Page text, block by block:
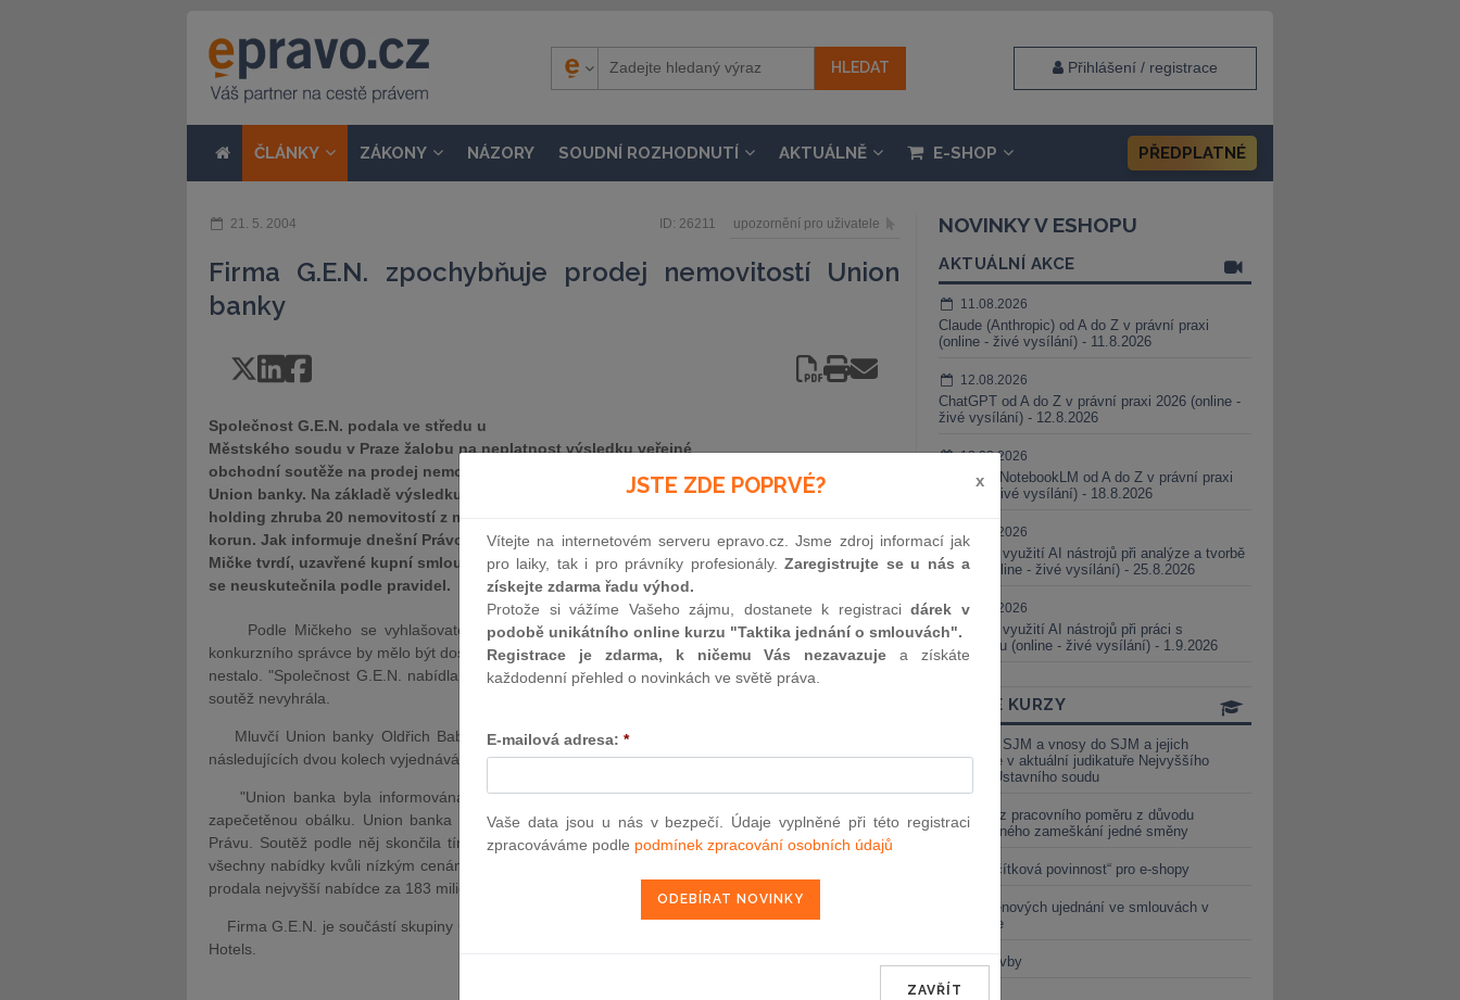
Přihlášení / registrace
ČLÁNKY ZÁKONY NÁZORY SOUDNÍ ROZHODNUTÍ AKTUÁLNĚ E-SHOP PŘEDPLATNÉ
21. 5. 2004 ID: 26211 upozornění pro uživatele
Firma G.E.N. zpochybňuje prodej nemovitostí Union
banky
Společnost G.E.N. podala ve středu u
Městského soudu v Praze žalobu na neplatnost výsledku veřejné
obchodní soutěže na prodej nemovitostí z majetku zkrachovalé
Union banky. Na základě výsledku soutěže koupila firma Aspana
holding zhruba 20 nemovitostí z majetku banky za 183 milionů
korun. Jak informuje dnešní Právo, právní zástupce G.E.N. Martin
Mičke tvrdí, uzavřené kupní smlouvy jsou neplatné, protože soutěž
se neuskutečnila podle pravidel.
Podle Mičkeho se vyhlašovatel veřejné obchodní soutěže neřídil jejími pravidly. Povinností
konkurzního správce by mělo být dosažení co nejvyššího výnosu z prodeje majetku a to se podle něj
nestalo. "Společnost G.E.N. nabídla nejvyšší kupní cenu, splnila veškeré podmínky soutěže, avšak
soutěž nevyhrála.
Mluvčí Union banky Oldřich Babický s tím nesouhlasí. Firma G.E.N. podle něj v soutěži ani v
následujících dvou kolech vyjednávání nejvyšší cenu nenabídla.
"Union banka byla informována, že společnost G.E.N. doručila k notářce v minulých dnech
zapečetěnou obálku. Union banka neví, co obsahuje, a tuto obálku nepřevezme," sdělil Babický
Právu. Soutěž podle něj skončila tím, že správkyně po projednání s věřitelským výborem odmítla
všechny nabídky kvůli nízkým cenám. Soubor nemovitostí po dalším vyjednávání se zájemci banka
prodala nejvyšší nabídce za 183 milionů korun a věřitelský výbor transakci schválil.
Firma G.E.N. je součástí skupiny Cimex. Ta kromě jiného vlastní největší hotelovou síť v ČR Orea
Hotels.
NOVINKY V ESHOPU
AKTUÁLNÍ AKCE
11.08.2026
Claude (Anthropic) od A do Z v právní praxi
(online - živé vysílání) - 11.8.2026
12.08.2026
ChatGPT od A do Z v právní praxi 2026 (online -
živé vysílání) - 12.8.2026
18.08.2026
Gemini a NotebookLM od A do Z v právní praxi
(online - živé vysílání) - 18.8.2026
25.08.2026
Praktické využití AI nástrojů při analýze a tvorbě
smluv (online - živé vysílání) - 25.8.2026
01.09.2026
Praktické využití AI nástrojů při práci s
judikaturou (online - živé vysílání) - 1.9.2026
ONLINE KURZY
Vnosy ze SJM a vnosy do SJM a jejich
valorizace v aktuální judikatuře Nejvyššího
soudu a Ústavního soudu
Výpověď z pracovního poměru z důvodu
neomluveného zameškání jedné směny
Nová „tlačítková povinnost“ pro e-shopy
Změna cenových ujednání ve smlouvách v
energetice
Černé stavby
JSTE ZDE POPRVÉ? x
Vítejte na internetovém serveru epravo.cz. Jsme zdroj informací jak
pro laiky, tak i pro právníky profesionály.Zaregistrujte se u nás a
získejte zdarma řadu výhod.
Protože si vážíme Vašeho zájmu, dostanete k registracidárek v
podobě unikátního online kurzu "Taktika jednání o smlouvách".
Registrace je zdarma, k ničemu Vás nezavazuje a získáte
každodenní přehled o novinkách ve světě práva.
E-mailová adresa: *
Vaše data jsou u nás v bezpečí. Údaje vyplněné při této registraci
zpracováváme podle podmínek zpracování osobních údajů
ZAVŘÍT